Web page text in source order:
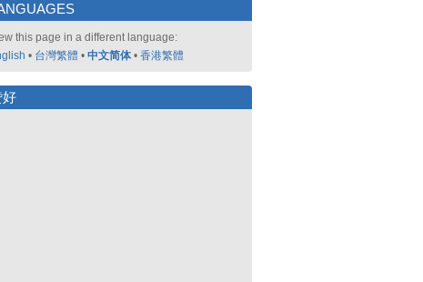
this page in a different language:
• 台灣繁體 • 中文简体 • 香港繁體
好